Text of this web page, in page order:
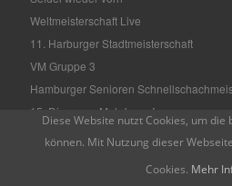
Weltmeisterschaft Live
11. Harburger Stadtmeisterschaft
VM Gruppe 3
Hamburger Senioren
15. Diogenes Mehrkampf
Diese Website nutzt Cookies, um
können. Mit Nutzung dieser
Cookies. Mehr